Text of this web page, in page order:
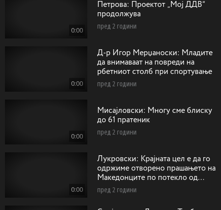
0:00
Петрова: Проектот „Мој ДДВ“
продолжува
пред 2 години
0:00
Д-р Игор Мерџаноски: Mладите
да внимаваат на повреди на
рбетниот столб при спортување
пред 2 години
0:00
Мисајловски: Многу сме блиску
до 61 пратеник
пред 2 години
0:00
Лукровски: Крајната цел е да го
одржиме отворено прашањето на
Македонците по потекло од
Егејскиот дел на Македонија
пред 2 години